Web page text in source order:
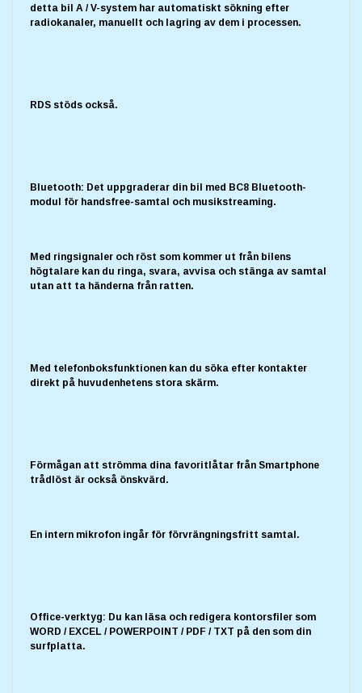
detta bil A / V-system har automatiskt sökning efter
radiokanaler, manuellt och lagring av dem i processen.
RDS stöds också.
Bluetooth: Det uppgraderar din bil med BC8 Bluetooth-
modul för handsfree-samtal och musikstreaming.
Med ringsignaler och röst som kommer ut från bilens
högtalare kan du ringa, svara, avvisa och stänga av samtal
utan att ta händerna från ratten.
Med telefonboksfunktionen kan du söka efter kontakter
direkt på huvudenhetens stora skärm.
Förmågan att strömma dina favoritlåtar från Smartphone
trådlöst är också önskvärd.
En intern mikrofon ingår för förvrängningsfritt samtal.
Office-verktyg: Du kan läsa och redigera kontorsfiler som
WORD / EXCEL / POWERPOINT / PDF / TXT på den som din
surfplatta.